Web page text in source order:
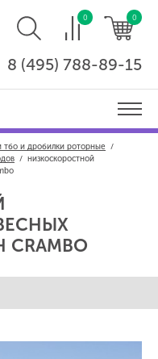
0 0
8 (495) 788-89-15
тбо и дробилки роторные /
/ низкоскоростной
CRAMBO